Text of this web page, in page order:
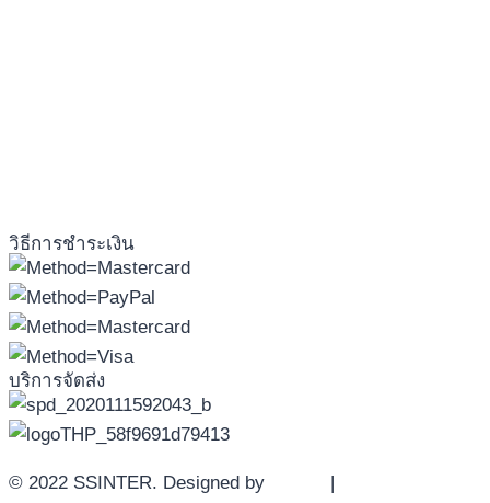
วิธีการชำระเงิน
บริการจัดส่ง
© 2022 SSINTER. Designed by |